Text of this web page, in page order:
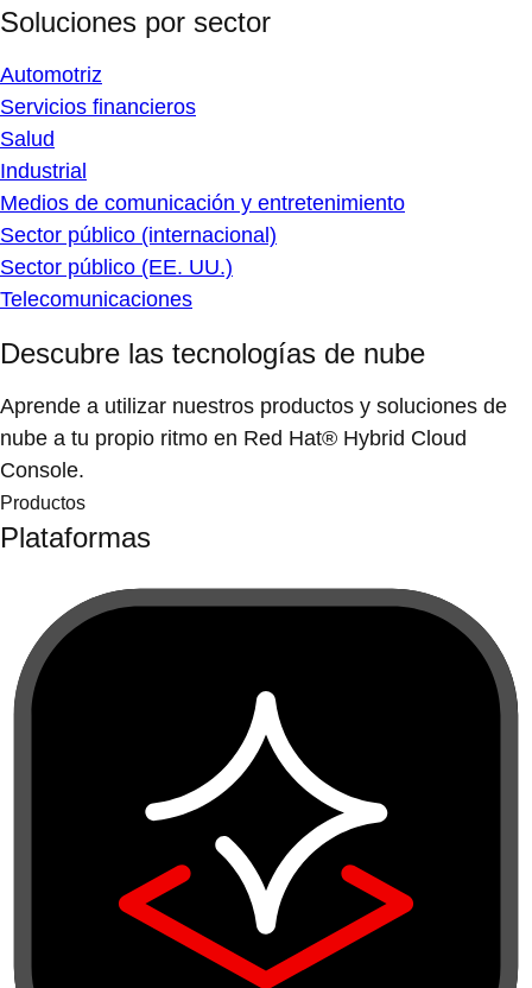
Soluciones por sector
Automotriz
Servicios financieros
Salud
Industrial
Medios de comunicación y entretenimiento
Sector público (internacional)
Sector público (EE. UU.)
Telecomunicaciones
Descubre las tecnologías de nube
Aprende a utilizar nuestros productos y soluciones de
nube a tu propio ritmo en Red Hat® Hybrid Cloud
Console.
Productos
Plataformas